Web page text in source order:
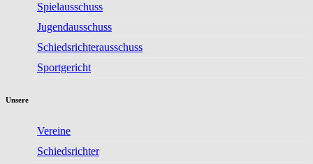
Spielausschuss
Jugendausschuss
Schiedsrichterausschuss
Sportgericht
Unsere
Vereine
Schiedsrichter